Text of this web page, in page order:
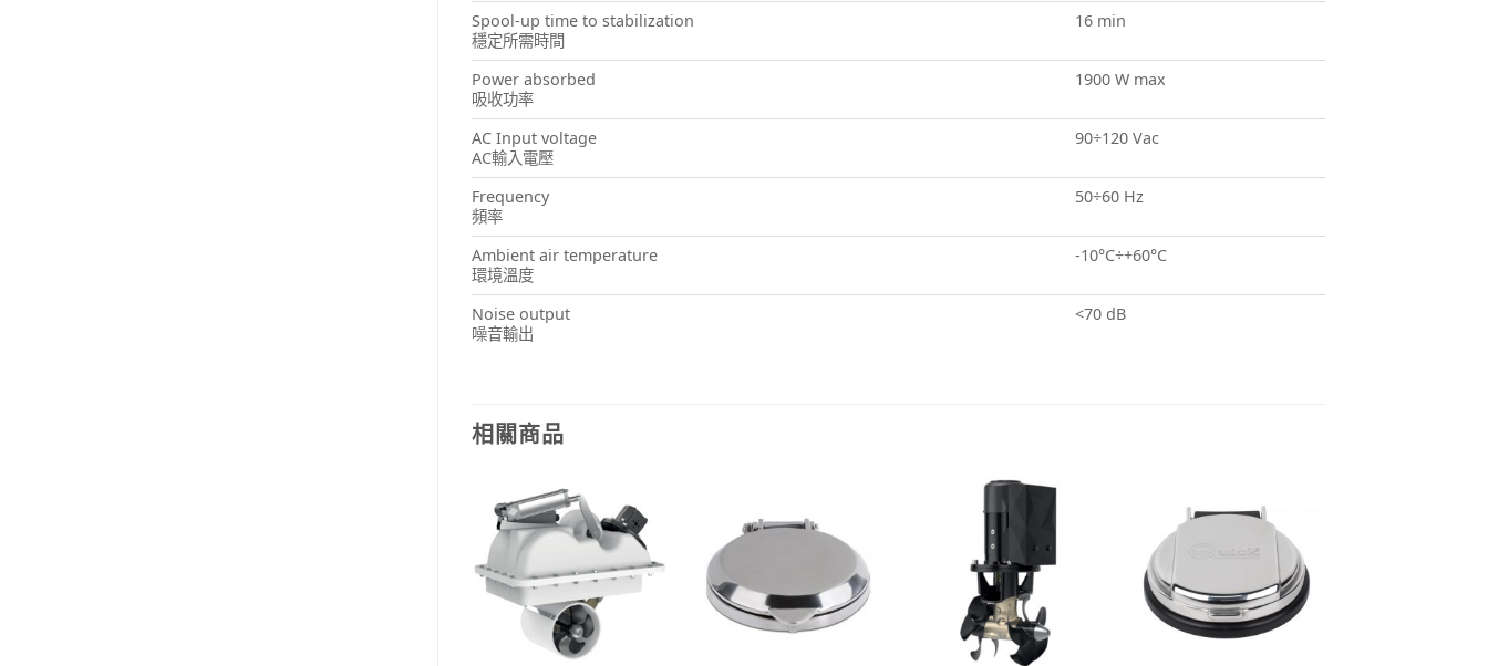
Spool-up time to stabilization
穩定所需時間
16 min
Power absorbed
吸收功率
1900 W max
AC Input voltage
AC輸入電壓
90÷120 Vac
Frequency
頻率
50÷60 Hz
Ambient air temperature
環境溫度
-10°C÷+60°C
Noise output
噪音輸出
<70 dB
相關商品